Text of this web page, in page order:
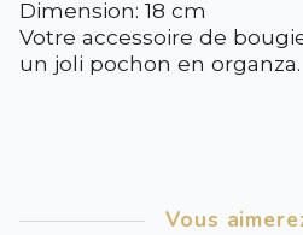
Dimension: 18 cm
Votre accessoire de
un joli pochon en organza.
Vous